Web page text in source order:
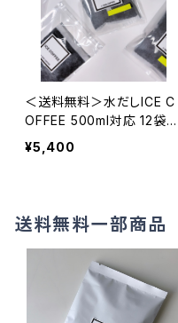
＜送料無料＞水だしICE C
OFFEE 500ml対応 12袋
(夏季限定）
¥5,400
送料無料一部商品